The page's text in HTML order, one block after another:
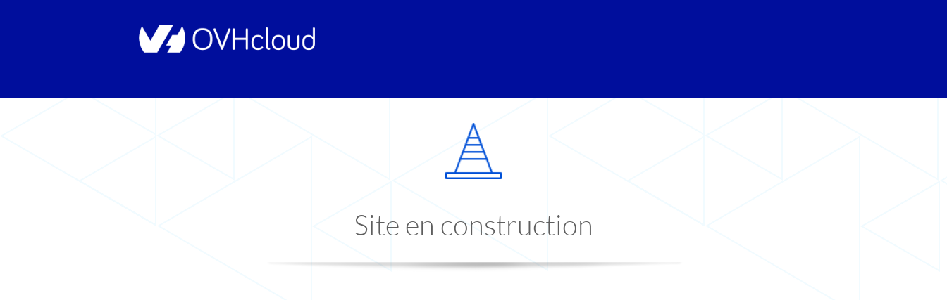
Site en construction